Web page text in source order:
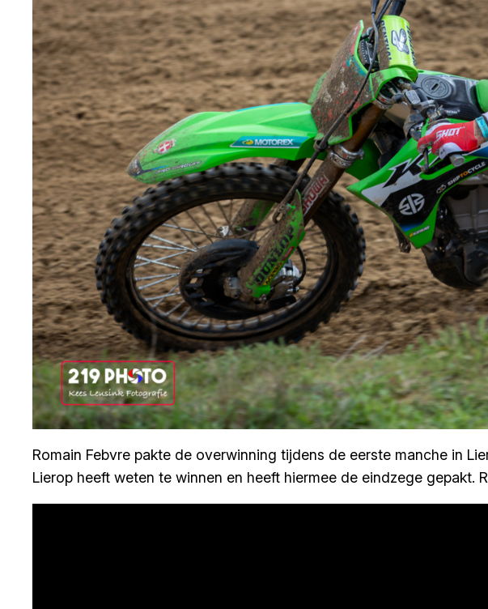
Romain Febvre pakte de overwinning tijdens de eerste manche in
Lierop heeft weten te winnen en heeft hiermee de eindzege gepakt.